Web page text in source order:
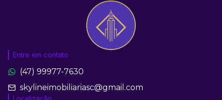
Entre em contato
(47) 99977-7630
skylineimobiliariasc@gmail.com
Localização